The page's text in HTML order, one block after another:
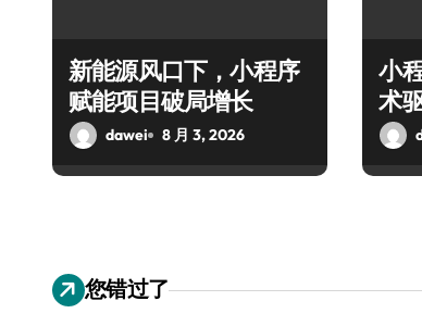
新能源风口下，小程序
赋能项目破局增长
dawei 8 月 3, 2026
小
术
纪
您错过了